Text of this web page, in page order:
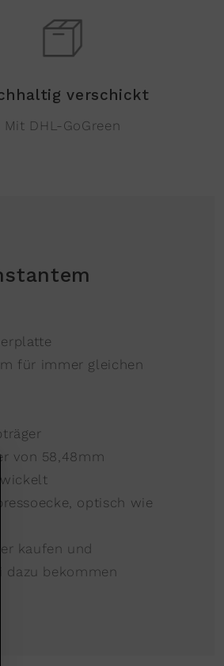
verschickt
Mit DHL-GoGreen
für immer gleichen
von 58,48mm
optisch wie
kaufen und
dazu bekommen